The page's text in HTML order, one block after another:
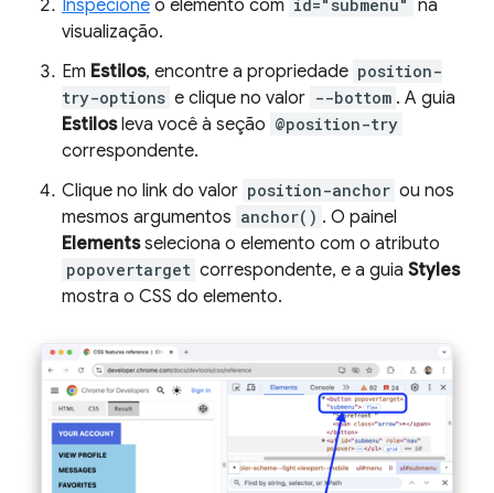
Inspecione o elemento com id="submenu" na
visualização.
Em Estilos, encontre a propriedade position-
try-options e clique no valor --bottom . A guia
Estilosleva você à seção @position-try
correspondente.
Clique no link do valor position-anchor ou nos
mesmos argumentos anchor() . O painel
Elementsseleciona o elemento com o atributo
popovertarget correspondente, e a guia Styles
mostra o CSS do elemento.